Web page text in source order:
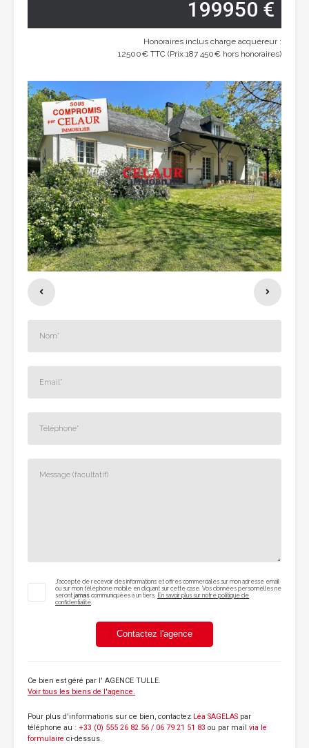
199950 €
Honoraires inclus charge acquéreur :
12500€ TTC (Prix 187 450€ hors honoraires)
J'accepte de recevoir des informations et offres commerciales sur mon adresse email
ou sur mon téléphone mobile en cliquant sur cette case. Vos données personnelles ne
seront jamais communiquées à un tiers. En savoir plus sur notre politique de
confidentialité.
Contactez l'agence
Ce bien est géré par l' AGENCE TULLE.
Voir tous les biens de l'agence.
Pour plus d'informations sur ce bien, contactez Léa SAGELAS par
téléphone au : +33 (0) 555 26 82 56 / 06 79 21 51 83 ou par mail via le
formulaire ci-dessus.